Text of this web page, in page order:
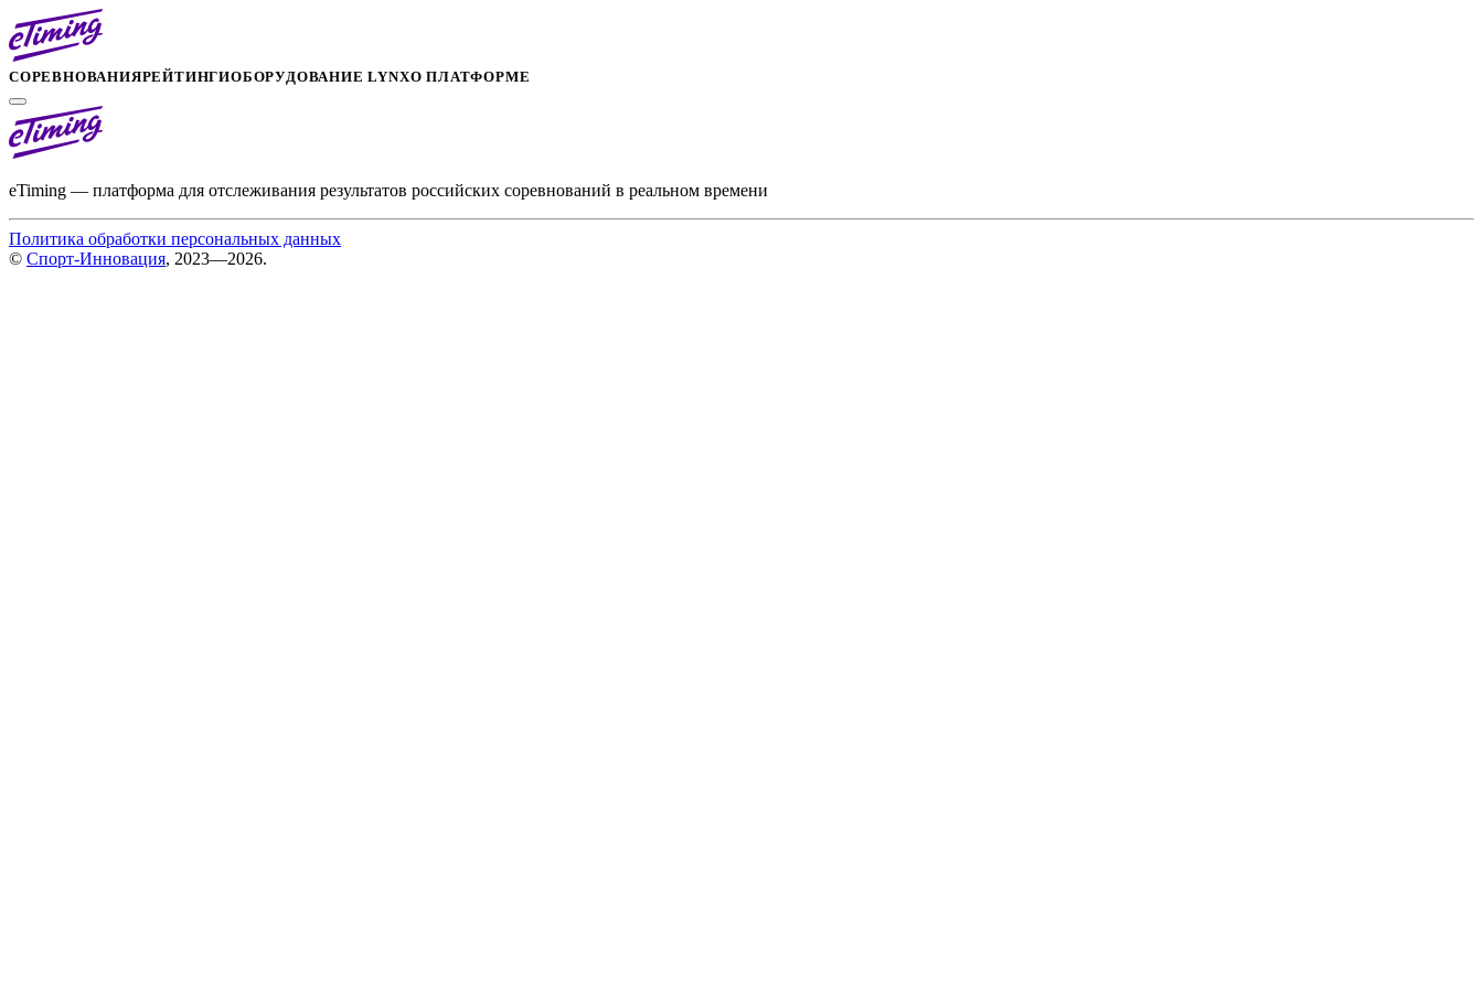
СОРЕВНОВАНИЯРЕЙТИНГИОБОРУДОВАНИЕ LYNXО ПЛАТФОРМЕ
eTiming — платформа для отслеживания результатов российских соревнований в реальном времени
Политика обработки персональных данных
© Спорт-Инновация, 2023—2026.